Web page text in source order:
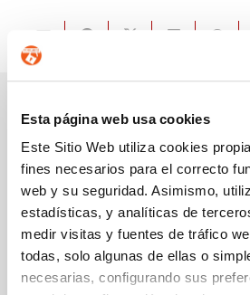
Esta página web usa cookies
Este Sitio Web utiliza cookies
fines necesarios para el correcto
web y su seguridad. Asimismo,
estadísticas, y analíticas de
medir visitas y fuentes de tráfico
todas, solo algunas de ellas o
necesarias, configurando sus
Foro FORLOPD-
Entradas relacionadas: